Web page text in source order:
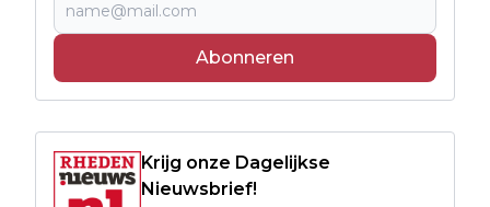
Abonneren
Krijg onze Dagelijkse
Nieuwsbrief!